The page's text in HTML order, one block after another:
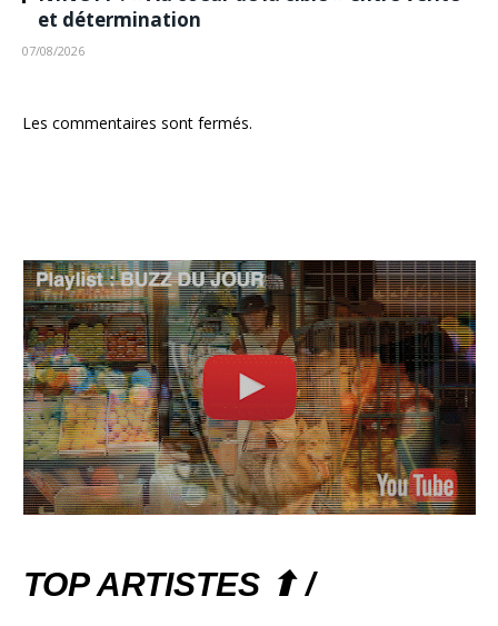
et détermination
07/08/2026
Les commentaires sont fermés.
TOP ARTISTES ⬆ /